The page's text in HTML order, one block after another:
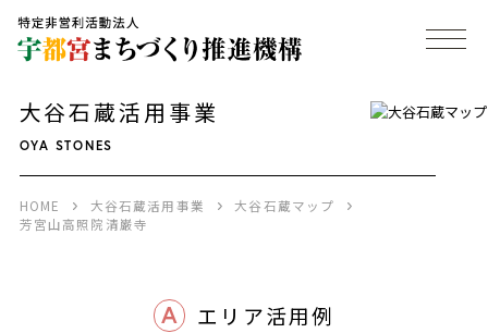
大谷石蔵活用事業
OYA STONES
HOME 大谷石蔵活用事業
大谷石蔵マップ
芳宮山高照院清巌寺
A エリア活用例